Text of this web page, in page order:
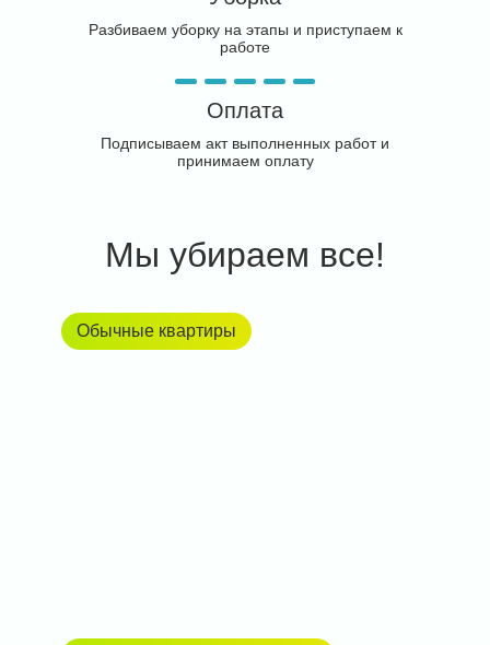
Разбиваем уборку на этапы и приступаем к
работе
Оплата
Подписываем акт выполненных работ и
принимаем оплату
Мы убираем все!
Обычные квартиры